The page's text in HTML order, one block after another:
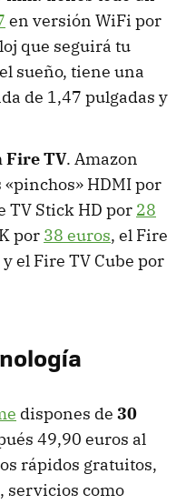
en versión WiFi por
que seguirá tu
sueño, tiene una
de 1,47 pulgadas y
Fire TV. Amazon
HDMI por
TV Stick HD por 28
por 38 euros, el Fire
y el Fire TV Cube por
dispones de 30
49,90 euros al
rápidos gratuitos,
servicios como